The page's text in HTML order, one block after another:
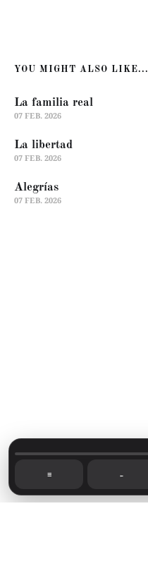
☰ ←
YOU MIGHT ALSO LIKE...
La familia real
07 FEB. 2026
La libertad
07 FEB. 2026
Alegrías
07 FEB. 2026